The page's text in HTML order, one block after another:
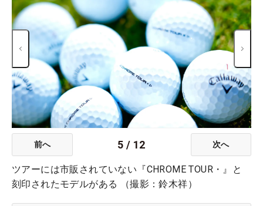
前へ 5 / 12 次へ
ツアーには市販されていない『CHROME TOUR・』と
刻印されたモデルがある （撮影：鈴木祥）